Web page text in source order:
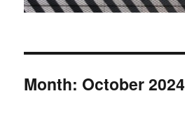
Month: October 2024